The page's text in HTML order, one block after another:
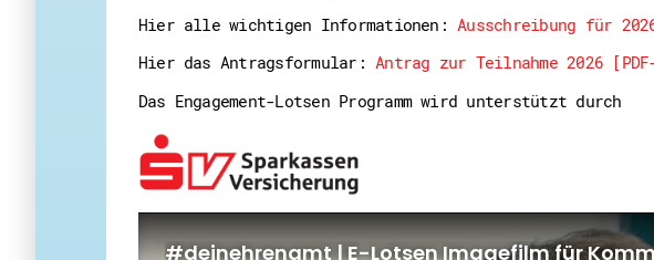
Hier alle wichtigen Informationen:Ausschreibung für
Hier das Antragsformular:Antrag zur Teilnahme 2026
Das Engagement-Lotsen Programm wird unterstützt durch